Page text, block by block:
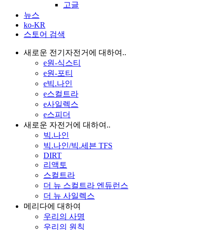
고글
뉴스
ko-KR
스토어 검색
새로운 전기자전거에 대하여..
e원-식스티
e원-포티
e빅.나인
e스컬트라
e사일렉스
e스피더
새로운 자전거에 대하여..
빅.나인
빅.나인/빅.세븐 TFS
DIRT
리액토
스컬트라
더 뉴 스컬트라 엔듀런스
더 뉴 사일렉스
메리다에 대하여
우리의 사명
우리의 원칙